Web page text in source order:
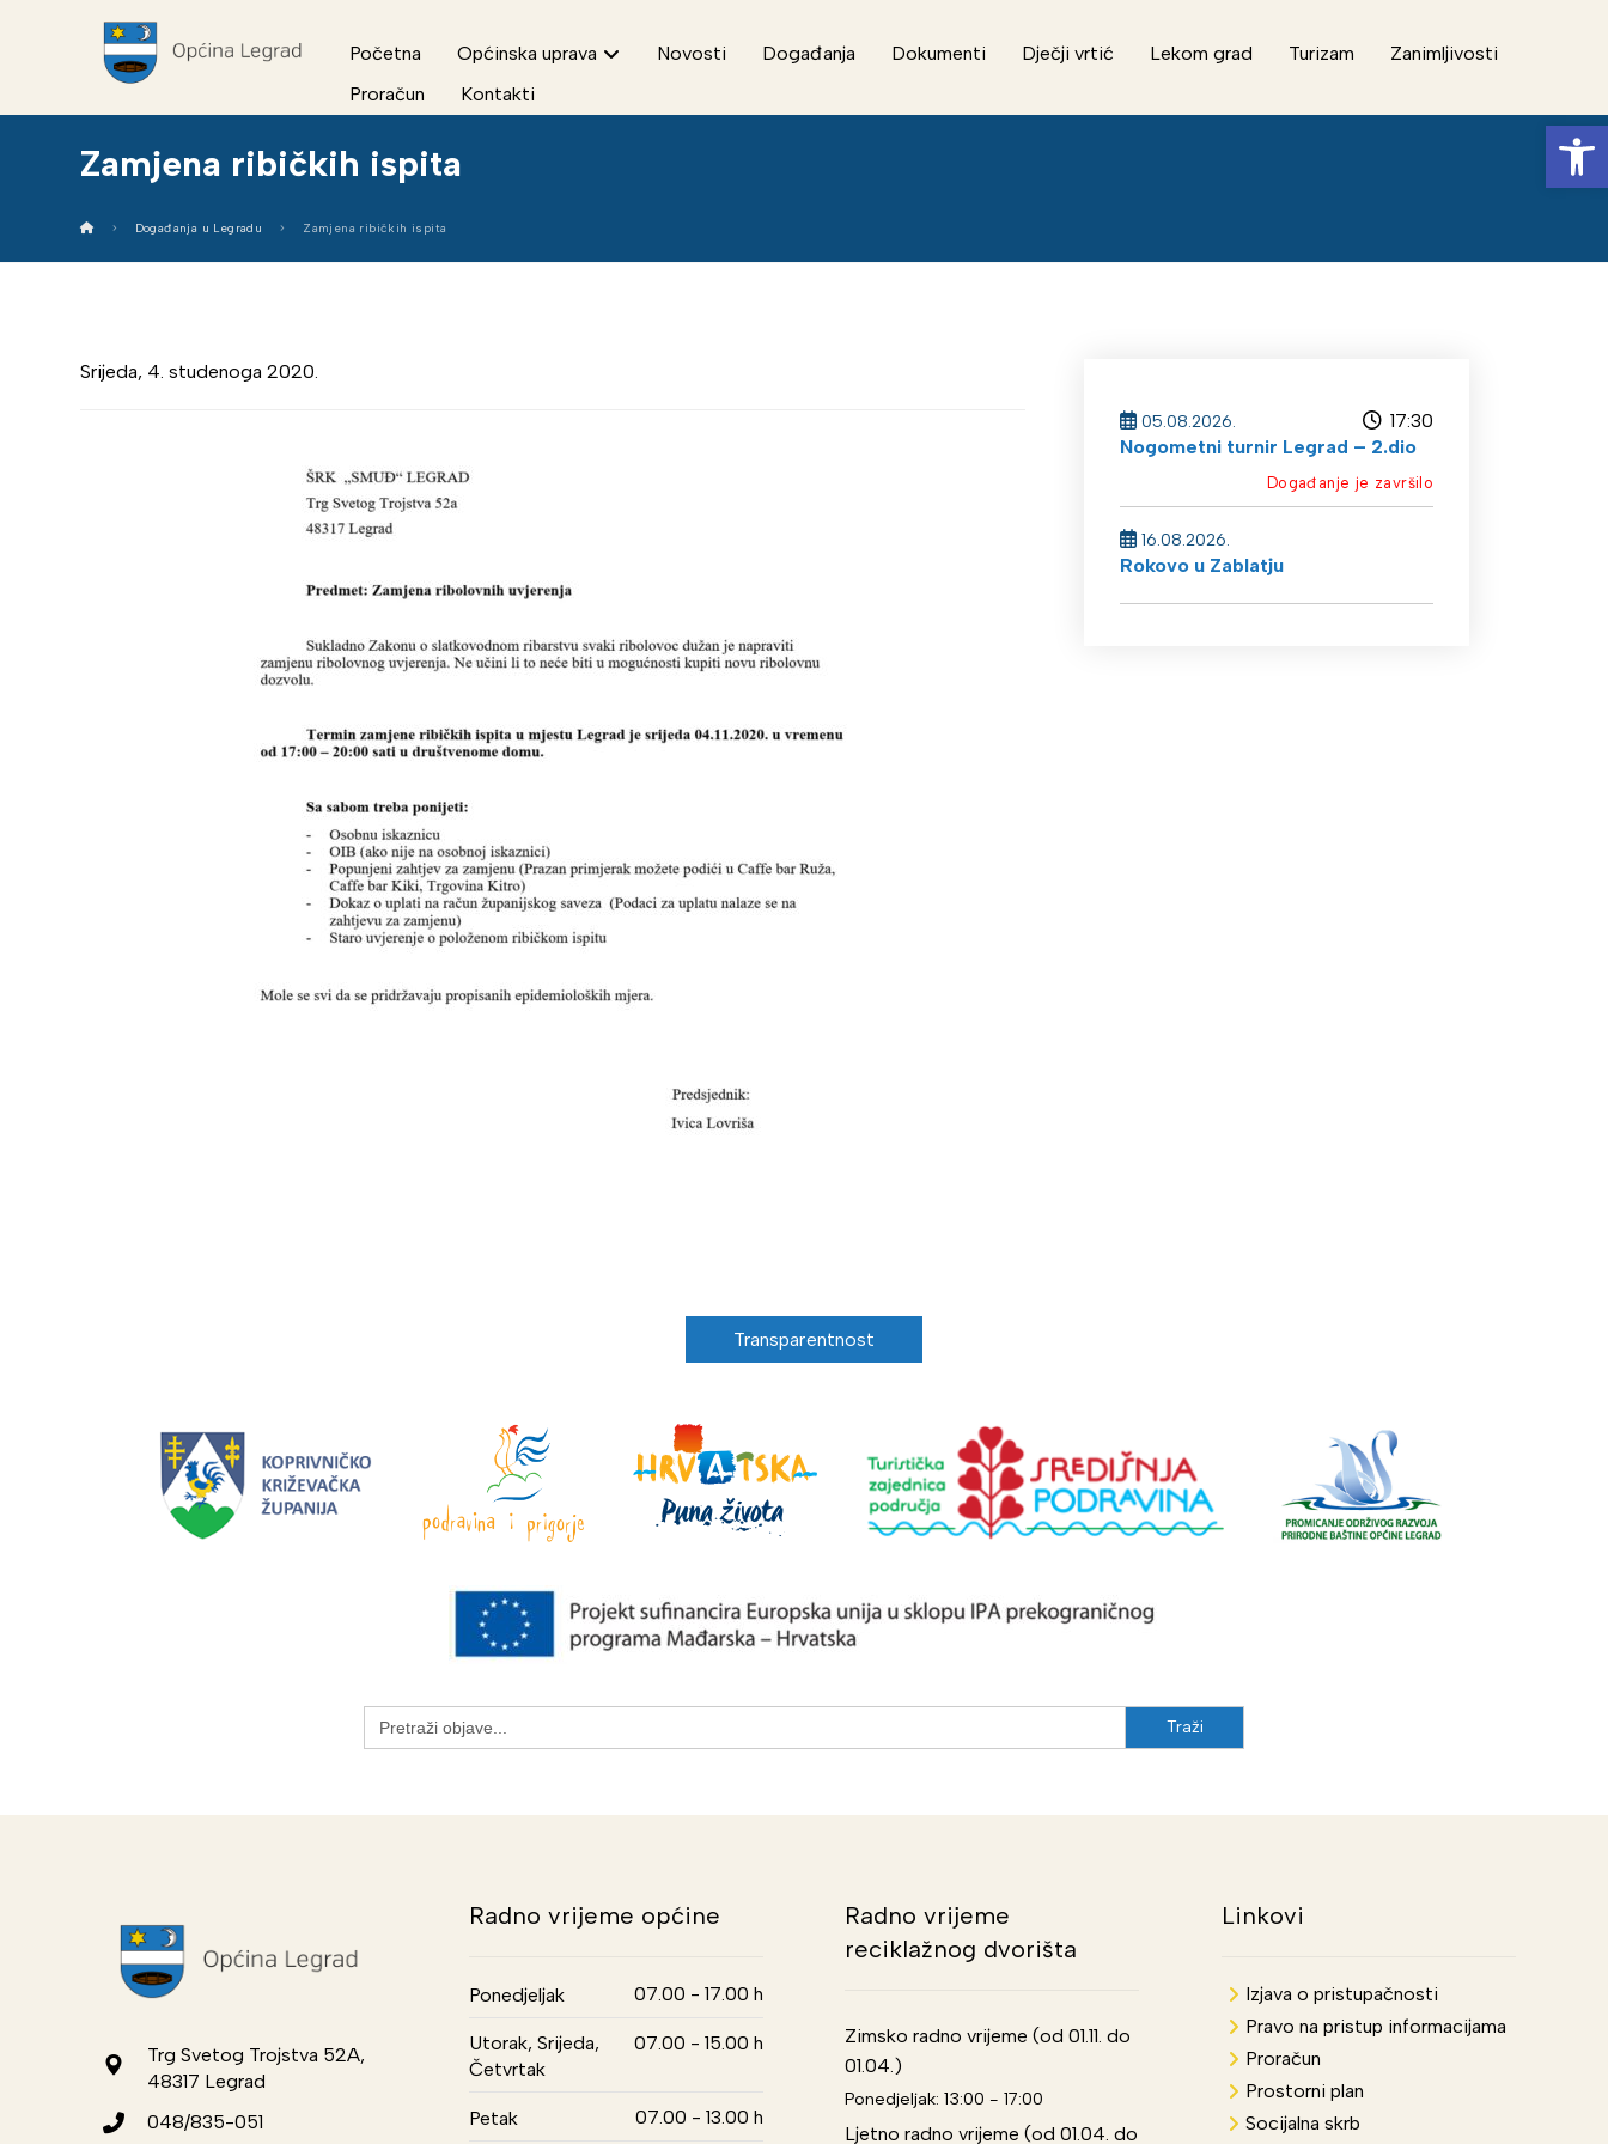
Početna Općinska uprava Novosti Događanja Dokumenti Dječji vrtić Lekom grad Turizam
Zanimljivosti
Proračun
Kontakti
Zamjena ribičkih ispita
Događanja u Legradu Zamjena ribičkih ispita
Srijeda, 4. studenoga 2020.
05.08.2026.
17:30
Nogometni turnir Legrad – 2.dio
Događanje je završilo
16.08.2026.
Rokovo u Zablatju
Transparentnost
Search
for:
Trg Svetog Trojstva 52A,
48317 Legrad
048/835-051
Radno vrijeme općine
Ponedjeljak 07.00 - 17.00 h
Utorak, Srijeda,
Četvrtak
07.00 - 15.00 h
Petak 07.00 - 13.00 h
Radno vrijeme
reciklažnog dvorišta
Zimsko radno vrijeme (od 01.11. do
01.04.)
Ponedjeljak: 13:00 - 17:00
Ljetno radno vrijeme (od 01.04. do
Linkovi
Izjava o pristupačnosti
Pravo na pristup informacijama
Proračun
Prostorni plan
Socijalna skrb